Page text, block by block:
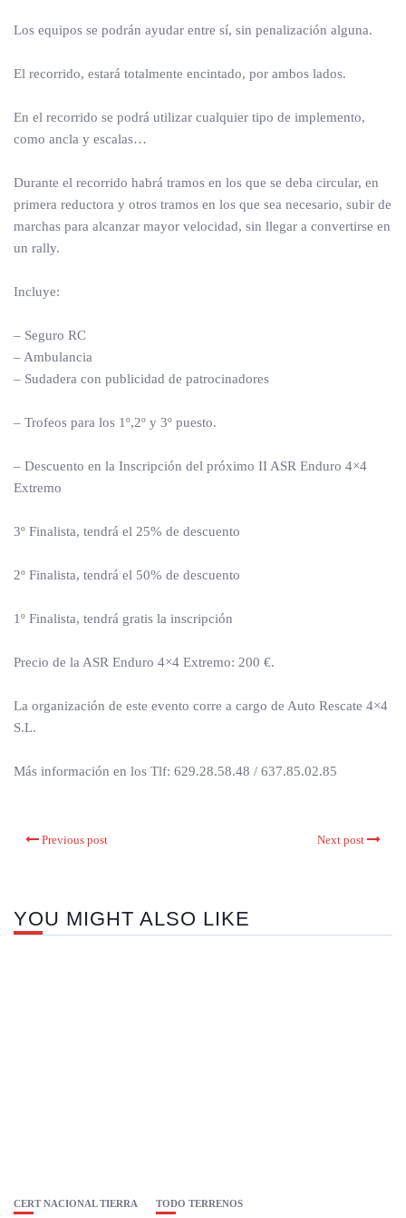
Los equipos se podrán ayudar entre sí, sin penalización alguna.
El recorrido, estará totalmente encintado, por ambos lados.
En el recorrido se podrá utilizar cualquier tipo de implemento,
como ancla y escalas…
Durante el recorrido habrá tramos en los que se deba circular, en
primera reductora y otros tramos en los que sea necesario, subir de
marchas para alcanzar mayor velocidad, sin llegar a convertirse en
un rally.
Incluye:
– Seguro RC
– Ambulancia
– Sudadera con publicidad de patrocinadores
– Trofeos para los 1º,2º y 3º puesto.
– Descuento en la Inscripción del próximo II ASR Enduro 4×4
Extremo
3º Finalista, tendrá el 25% de descuento
2º Finalista, tendrá el 50% de descuento
1º Finalista, tendrá gratis la inscripción
Precio de la ASR Enduro 4×4 Extremo: 200 €.
La organización de este evento corre a cargo de Auto Rescate 4×4
S.L.
Más información en los Tlf: 629.28.58.48 / 637.85.02.85
Previous post Next post
YOU MIGHT ALSO LIKE
CERT NACIONAL TIERRA TODO TERRENOS